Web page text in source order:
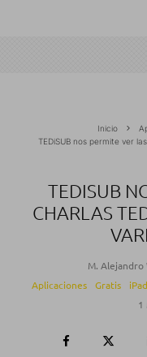
Inicio
TEDiSUB nos permite ver
TEDISUB
CHARLAS
M. Alejandro
Aplicaciones
Gratis iPad
1